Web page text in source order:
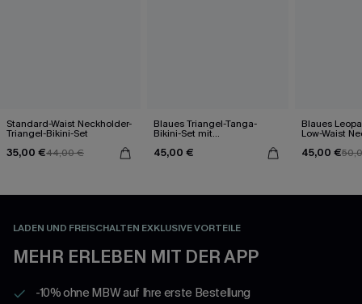
Standard-Waist Neckholder-
Triangel-Bikini-Set
35,00 €44,00 €
Blaues Triangel-Tanga-
Bikini-Set mit
45,00 €
Blaues
Low-Waist
45,00 €
LADEN UND FREISCHALTEN EXKLUSIVE VORTEILE
MEHR ERLEBEN MIT DER APP
-10% ohne MBW auf Ihre erste Bestellung